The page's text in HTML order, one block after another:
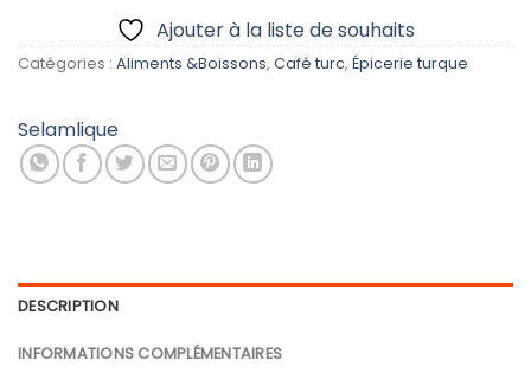
Ajouter à la liste de souhaits
Catégories : Aliments &Boissons, Café turc, Épicerie turque
Selamlique
DESCRIPTION
INFORMATIONS COMPLÉMENTAIRES